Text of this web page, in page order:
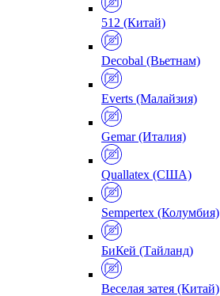
512 (Китай)
Decobal (Вьетнам)
Everts (Малайзия)
Gemar (Италия)
Quallatex (США)
Sempertex (Колумбия)
БиКей (Тайланд)
Веселая затея (Китай)